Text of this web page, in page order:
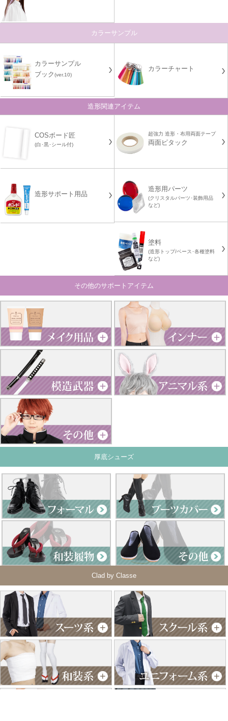
カラーサンプル
カラーサンプル
ブック(ver.10)
カラーチャート
造形関連アイテム
COSボード匠
(白･黒･シール付)
超強力 造形・布用両面テープ
両面ピタック
造形サポート用品
造形用パーツ
(クリスタルパーツ･装飾用品
など)
塗料
(造形トップ/ベース･各種塗料
など)
その他のサポートアイテム
厚底シューズ
Clad by Classe